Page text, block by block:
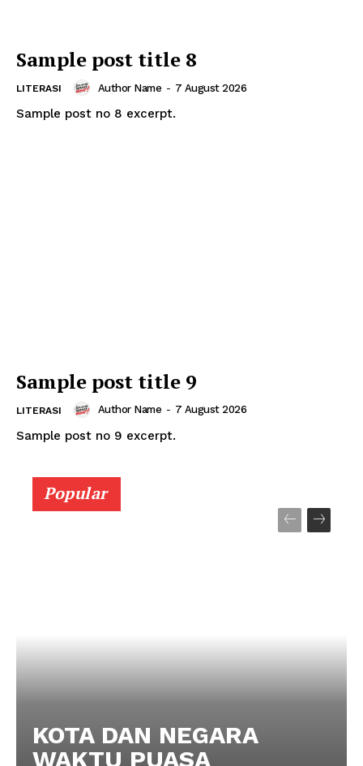
Menu Utama
Sample post title 8
LITERASI Author Name - 7 August 2026
Sample post no 8 excerpt.
Sample post title 9
LITERASI Author Name - 7 August 2026
Sample post no 9 excerpt.
Popular
KOTA DAN NEGARA
WAKTU PUASA